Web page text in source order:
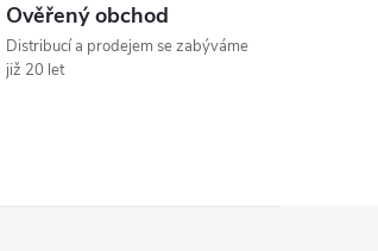
Ověřený obchod
Distribucí a prodejem se zabýváme
již 20 let